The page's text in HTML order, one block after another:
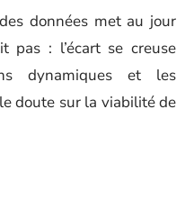
données met au jour
pas : l’écart se creuse
dynamiques et les
doute sur la viabilité de